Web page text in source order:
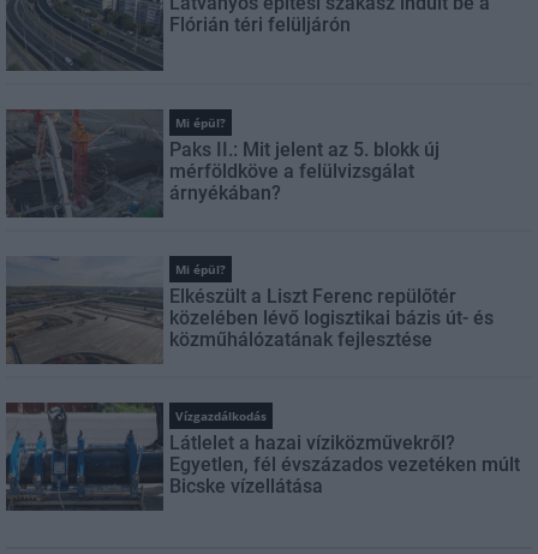
Flórián téri felüljárón
Mi épül?
Paks II.: Mit jelent az 5. blokk új
mérföldköve a felülvizsgálat
árnyékában?
Mi épül?
Elkészült a Liszt Ferenc repülőtér
közelében lévő logisztikai bázis út- és
közműhálózatának fejlesztése
Vízgazdálkodás
Látlelet a hazai víziközművekről?
Egyetlen, fél évszázados vezetéken múlt
Bicske vízellátása